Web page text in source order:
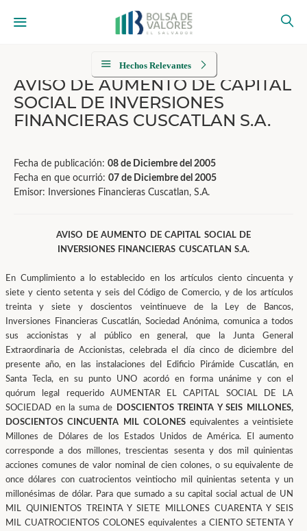
Hechos Relevantes
AVISO DE AUMENTO DE CAPITAL
SOCIAL DE INVERSIONES
FINANCIERAS CUSCATLAN S.A.
Fecha de publicación: 08 de Diciembre del 2005
Fecha en que ocurrió: 07 de Diciembre del 2005
Emisor: Inversiones Financieras Cuscatlan, S.A.
AVISO DE AUMENTO DE CAPITAL SOCIAL DE
INVERSIONES FINANCIERAS CUSCATLAN S.A.
En Cumplimiento a lo establecido en los artículos ciento cincuenta y
siete y ciento setenta y seis del Código de Comercio, y de los artículos
treinta y siete y doscientos veintinueve de la Ley de Bancos,
Inversiones Financieras Cuscatlán, Sociedad Anónima, comunica a todos
sus accionistas y al público en general, que la Junta General
Extraordinaria de Accionistas, celebrada el día cinco de diciembre del
presente año, en las instalaciones del Edificio Pirámide Cuscatlán, en
Santa Tecla, en su punto UNO acordó en forma unánime y con el
quórum legal requerido AUMENTAR EL CAPITAL SOCIAL DE LA
SOCIEDAD en la suma de
DOSCIENTOS TREINTA Y SEIS MILLONES,
DOSCIENTOS CINCUENTA MIL COLONES equivalentes a veintisiete
Millones de Dólares de los Estados Unidos de América. El aumento
corresponde a dos millones, trescientas sesenta y dos mil quinientas
acciones comunes de valor nominal de cien colones, o su equivalente de
once dólares con cuatrocientos veintiocho mil quinientas setenta y un
millonésimas de dólar. Para que sumado a su capital social actual de UN
MIL QUINIENTOS TREINTA Y SIETE MILLONES CUARENTA Y SEIS
MIL CUATROCIENTOS COLONES equivalentes a CIENTO SETENTA Y